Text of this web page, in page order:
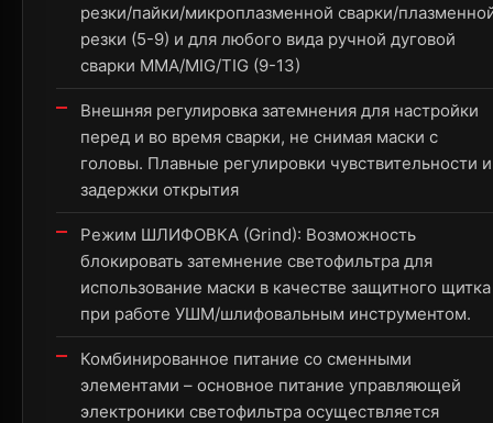
резки/пайки/микроплазменной сварки/
резки (5-9) и для любого вида ручной дуговой
сварки ММА/MIG/TIG (9-13)
Внешняя регулировка затемнения для настройки
перед и во время сварки, не снимая маски с
головы. Плавные регулировки чувствительности и
задержки открытия
Режим ШЛИФОВКА (Grind): Возможность
блокировать затемнение светофильтра для
использование маски в качестве защитного щитка
при работе УШМ/шлифовальным инструментом.
Комбинированное питание со сменными
элементами – основное питание управляющей
электроники светофильтра осуществляется